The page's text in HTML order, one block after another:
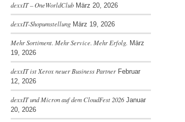
dexxIT – OneWorldClub März 20, 2026
dexxIT-Shopumstellung März 19, 2026
Mehr Sortiment. Mehr Service. Mehr Erfolg. März
19, 2026
dexxIT ist Xerox neuer Business Partner Februar
12, 2026
dexxIT und Micron auf dem CloudFest 2026 Januar
20, 2026